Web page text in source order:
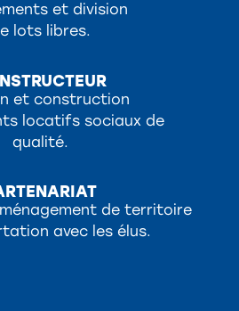
et division
lots libres.
et construction
locatifs sociaux de
qualité.
de territoire
avec les élus.